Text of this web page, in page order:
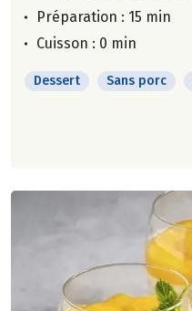
Préparation : 15 min
Cuisson : 0 min
Dessert Sans porc